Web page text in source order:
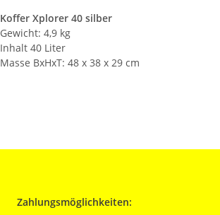
Koffer Xplorer 40 silber
Gewicht: 4,9 kg
Inhalt 40 Liter
Masse BxHxT: 48 x 38 x 29 cm
Zahlungsmöglichkeiten: